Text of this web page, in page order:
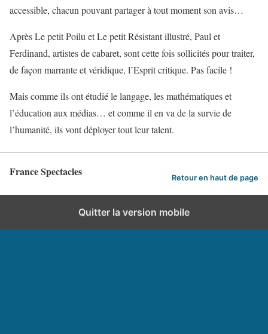
accessible, chacun pouvant partager à tout moment son avis…
Après Le petit Poilu et Le petit Résistant illustré, Paul et
Ferdinand, artistes de cabaret, sont cette fois sollicités pour traiter,
de façon marrante et véridique, l’Esprit critique. Pas facile !
Mais comme ils ont étudié le langage, les mathématiques et
l’éducation aux médias… et comme il en va de la survie de
l’humanité, ils vont déployer tout leur talent.
France Spectacles Retour en haut de page
Quitter la version mobile